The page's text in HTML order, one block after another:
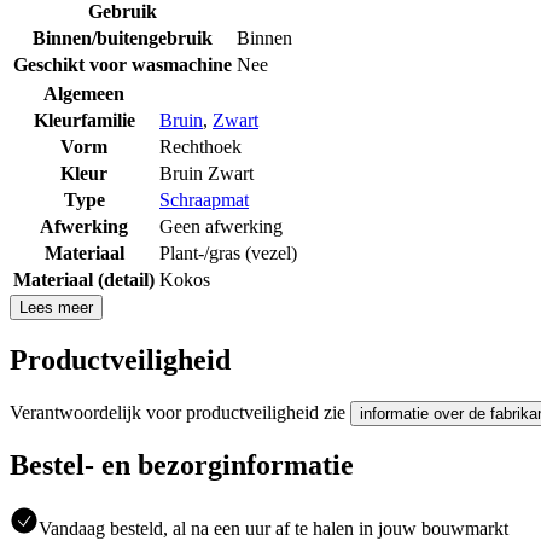
Gebruik
Binnen/buitengebruik
Binnen
Geschikt voor wasmachine Nee
Algemeen
Kleurfamilie
Bruin, Zwart
Vorm
Rechthoek
Kleur
Bruin Zwart
Type
Schraapmat
Afwerking
Geen afwerking
Materiaal
Plant-/gras (vezel)
Materiaal (detail) Kokos
Lees meer
Productveiligheid
Verantwoordelijk voor productveiligheid zie informatie over de
Bestel- en bezorginformatie
Vandaag besteld, al na een uur af te halen in jouw bouwmarkt